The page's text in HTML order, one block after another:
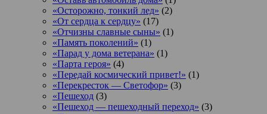
«Осторожно, тонкий лед» (2)
«От сердца к сердцу» (17)
«Отчизны славные сыны» (1)
«Память поколений» (1)
«Парад у дома ветерана» (1)
«Парта героя» (4)
«Передай космический привет!» (1)
«Перекресток — Светофор» (3)
«Пешеход (3)
«Пешеход — пешеходный переход» (3)